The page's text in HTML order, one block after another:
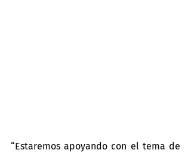
“Estaremos apoyando con el tema de